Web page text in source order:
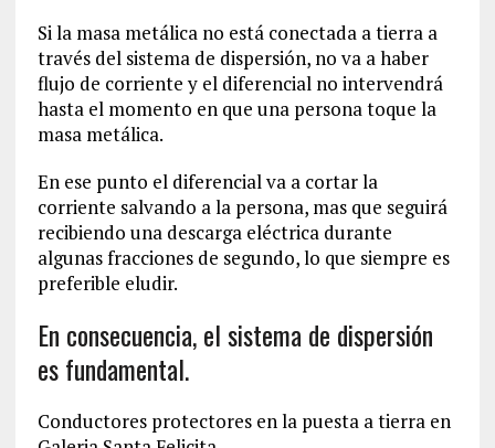
Si la masa metálica no está conectada a tierra a
través del sistema de dispersión, no va a haber
flujo de corriente y el diferencial no intervendrá
hasta el momento en que una persona toque la
masa metálica.
En ese punto el diferencial va a cortar la
corriente salvando a la persona, mas que seguirá
recibiendo una descarga eléctrica durante
algunas fracciones de segundo, lo que siempre es
preferible eludir.
En consecuencia, el sistema de dispersión
es fundamental.
Conductores protectores en la puesta a tierra en